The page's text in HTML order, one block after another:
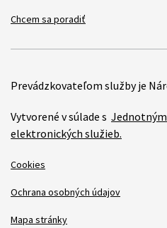
Chcem sa poradiť
Prevádzkovateľom služby je
Vytvorené v súlade s
elektronických služieb.
Cookies
Ochrana osobných údajov
Mapa stránky